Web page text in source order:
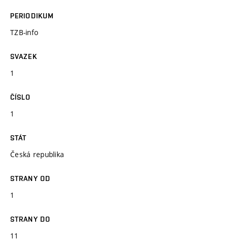
PERIODIKUM
TZB-info
SVAZEK
1
ČÍSLO
1
STÁT
Česká republika
STRANY OD
1
STRANY DO
11